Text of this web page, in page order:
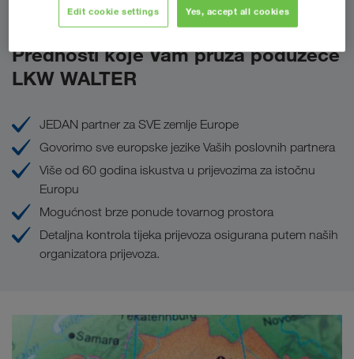
Prednosti koje Vam pruža poduzeće
LKW WALTER
JEDAN partner za SVE zemlje Europe
Govorimo sve europske jezike Vaših poslovnih partnera
Više od 60 godina iskustva u prijevozima za istočnu
Europu
Mogućnost brze ponude tovarnog prostora
Detaljna kontrola tijeka prijevoza osigurana putem naših
organizatora prijevoza.
Edit cookie settings Yes, accept all cookies